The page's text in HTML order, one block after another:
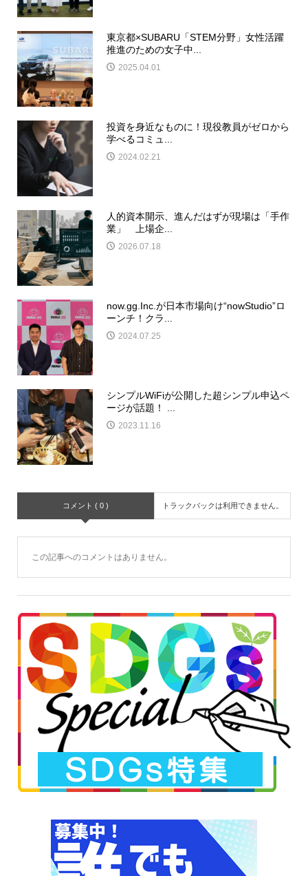
東京都×SUBARU「STEM分野」女性活躍
推進のための女子中...
2025.04.01
投資を身近なものに！現役教員がゼロから
学べるコミュ...
2024.02.21
人的資本開示、進んだはずが現場は「手作
業」 上場企...
2026.07.18
now.gg.Inc.が日本市場向け“nowStudio”ロ
ーンチ！クラ...
2024.07.25
シンプルWiFiが公開した超シンプル申込ペ
ージが話題！ ...
2023.11.16
コメント ( 0 ) トラックバックは利用できません。
この記事へのコメントはありません。